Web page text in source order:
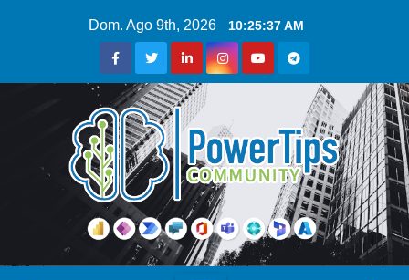
Dom. Ago 9th, 2026 10:25:38 AM